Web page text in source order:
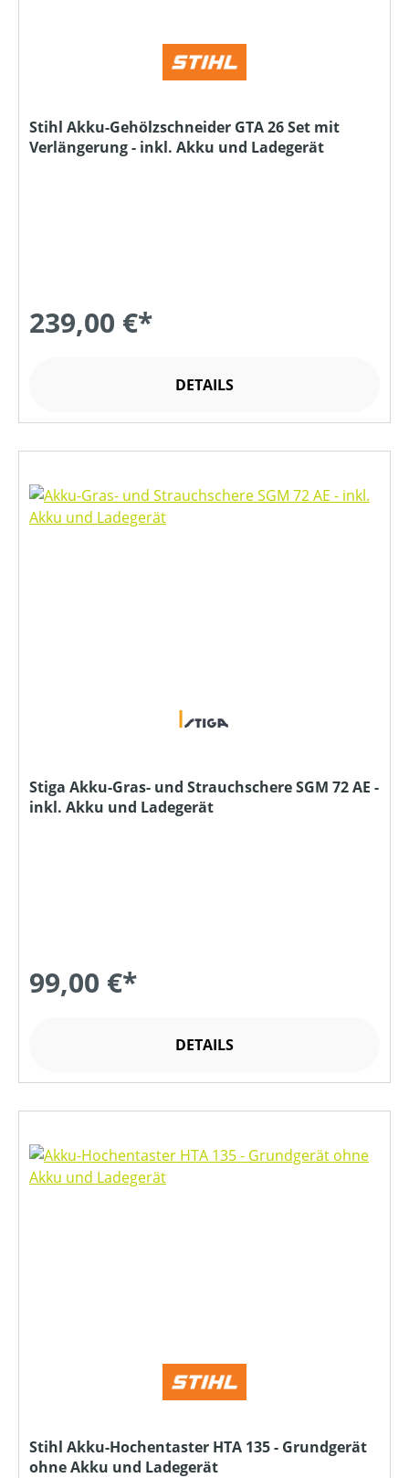
Stihl Akku-Gehölzschneider GTA 26 Set mit
Verlängerung - inkl. Akku und Ladegerät
239,00 €*
DETAILS
Stiga Akku-Gras- und Strauchschere SGM 72 AE -
inkl. Akku und Ladegerät
99,00 €*
DETAILS
Stihl Akku-Hochentaster HTA 135 - Grundgerät
ohne Akku und Ladegerät